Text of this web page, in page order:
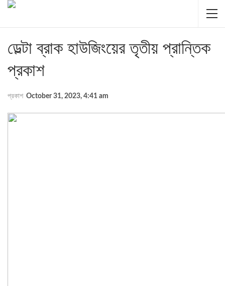
ডেল্টা ব্রাক হাউজিংয়ের তৃতীয় প্রান্তিক
প্রকাশ
প্রকাশ October 31, 2023, 4:41 am